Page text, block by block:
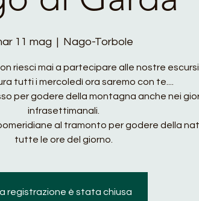
11 mag
  |
Nago-Torbole
riesci mai a partecipare alle nostre
tutti i mercoledì ora saremo con te....
per godere della montagna anche nei
infrasettimanali.
al tramonto per godere della
tutte le ore del giorno.
registrazione è stata chiusa